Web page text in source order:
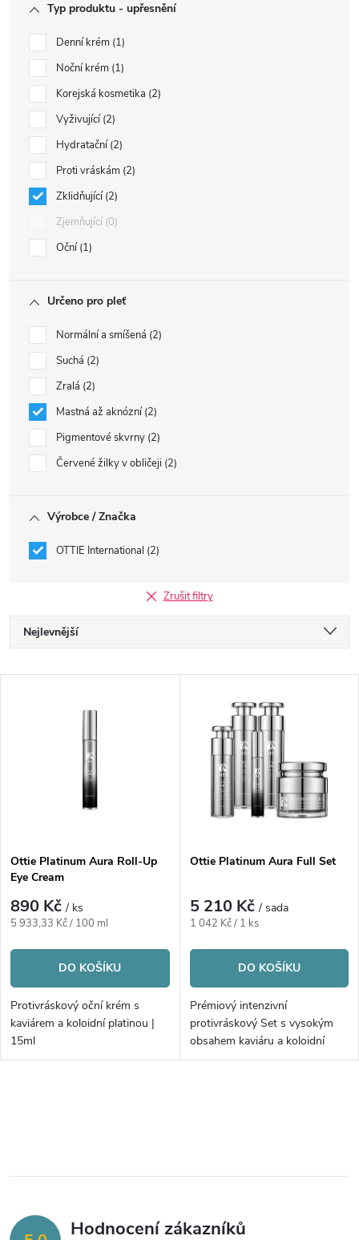
Typ produktu - upřesnění
Denní krém 1
Noční krém 1
Korejská kosmetika 2
Vyživující 2
Hydratační 2
Proti vráskám 2
Zklidňující 2
Zjemňující 0
Oční 1
Určeno pro pleť
Normální a smíšená 2
Suchá 2
Zralá 2
Mastná až aknózní 2
Pigmentové skvrny 2
Červené žilky v obličeji 2
Výrobce / Značka
OTTIE International 2
Zrušit filtry
Ř
a
p
r
o
d
u
k
Nejlevnější
s
p
r
o
d
u
ů
Ottie Platinum Aura Roll-Up
Eye Cream
890 Kč/ ks
Měrná
5 933,33 Kč / 100 ml
DO KOŠÍKU
Protivráskový oční krém s
kaviárem a koloidní platinou |
15ml
Ottie Platinum Aura Full Set
5 210 Kč/ sada
Měrná
1 042 Kč / 1 ks
DO KOŠÍKU
Prémiový intenzivní
protivráskový Set s vysokým
obsahem kaviáru a koloidní
platinou | 5ks
l
Hodnocení zákazníků